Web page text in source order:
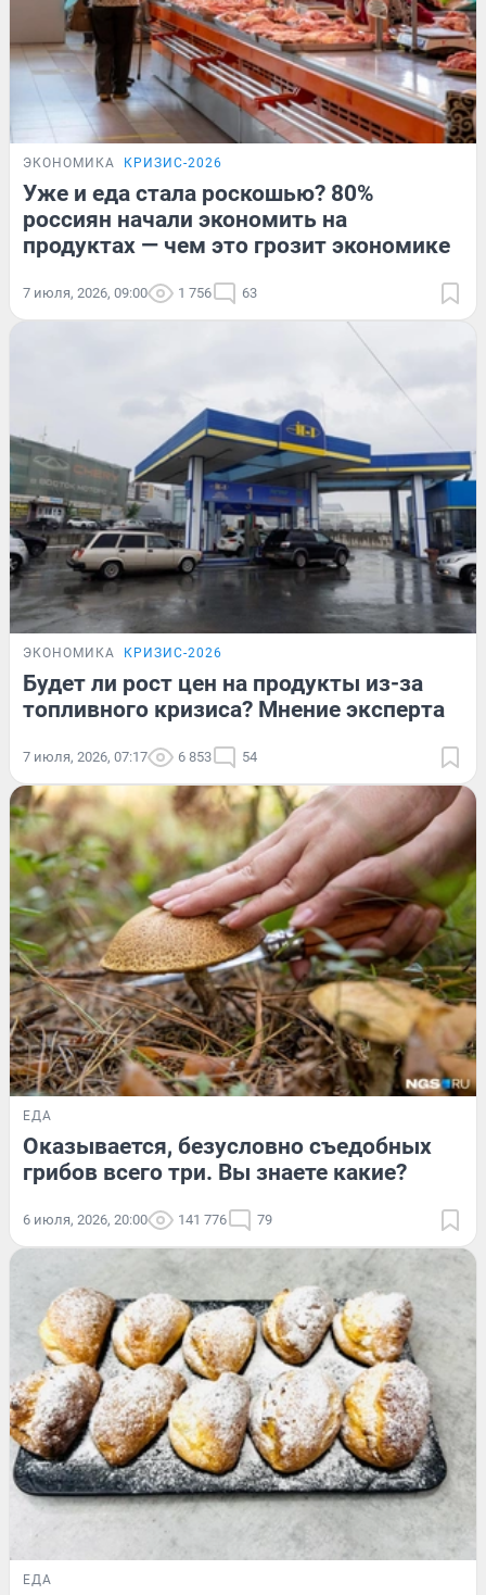
ЭКОНОМИКА КРИЗИС-2026
Уже и еда стала роскошью? 80%
россиян начали экономить на
продуктах — чем это грозит экономике
7 июля, 2026, 09:00 1 756 63
ЭКОНОМИКА КРИЗИС-2026
Будет ли рост цен на продукты из-за
топливного кризиса? Мнение эксперта
7 июля, 2026, 07:17 6 853 54
ЕДА
Оказывается, безусловно съедобных
грибов всего три. Вы знаете какие?
6 июля, 2026, 20:00 141 776 79
ЕДА